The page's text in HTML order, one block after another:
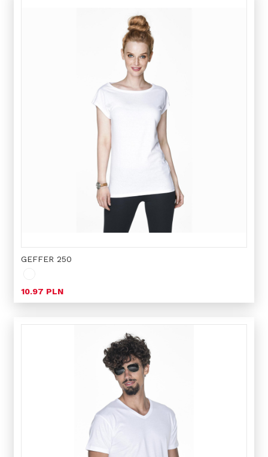
GEFFER 250
10.97 PLN